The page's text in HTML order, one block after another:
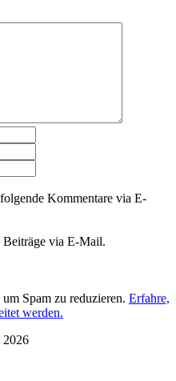
Kommentare via E-
Beiträge via E-Mail.
Spam zu reduzieren. Erfahre,
werden.
2026